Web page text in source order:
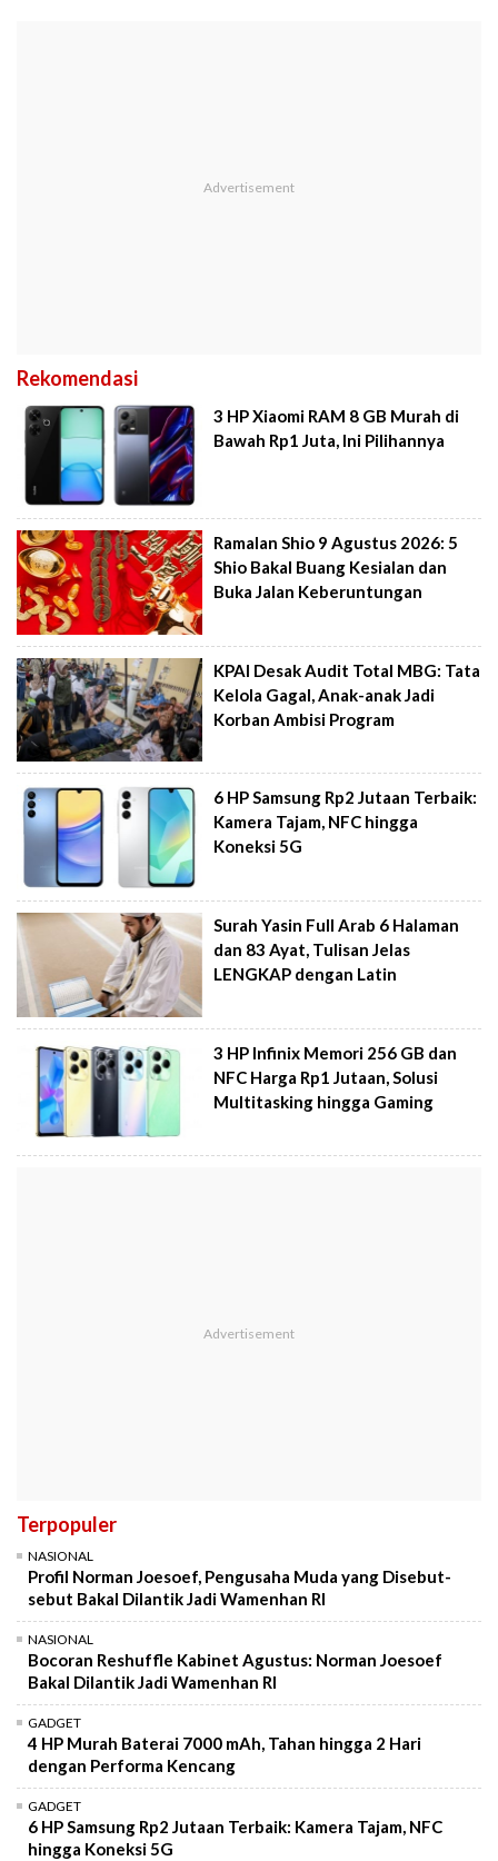
Rekomendasi
3 HP Xiaomi RAM 8 GB Murah di
Bawah Rp1 Juta, Ini Pilihannya
Ramalan Shio 9 Agustus 2026: 5
Shio Bakal Buang Kesialan dan
Buka Jalan Keberuntungan
KPAI Desak Audit Total MBG: Tata
Kelola Gagal, Anak-anak Jadi
Korban Ambisi Program
6 HP Samsung Rp2 Jutaan Terbaik:
Kamera Tajam, NFC hingga
Koneksi 5G
Surah Yasin Full Arab 6 Halaman
dan 83 Ayat, Tulisan Jelas
LENGKAP dengan Latin
3 HP Infinix Memori 256 GB dan
NFC Harga Rp1 Jutaan, Solusi
Multitasking hingga Gaming
Terpopuler
NASIONAL
Profil Norman Joesoef, Pengusaha Muda yang Disebut-
sebut Bakal Dilantik Jadi Wamenhan RI
NASIONAL
Bocoran Reshuffle Kabinet Agustus: Norman Joesoef
Bakal Dilantik Jadi Wamenhan RI
GADGET
4 HP Murah Baterai 7000 mAh, Tahan hingga 2 Hari
dengan Performa Kencang
GADGET
6 HP Samsung Rp2 Jutaan Terbaik: Kamera Tajam, NFC
hingga Koneksi 5G